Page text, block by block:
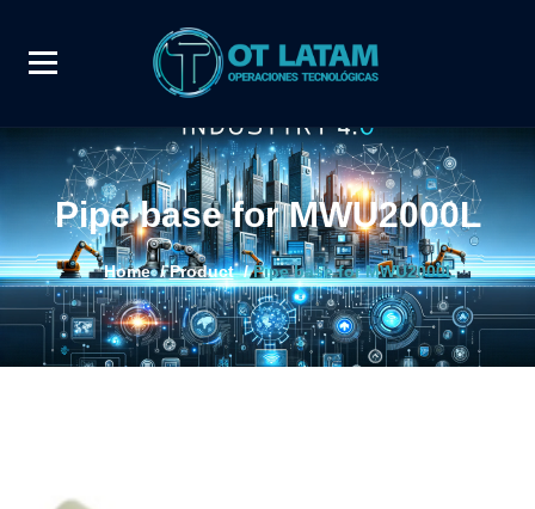
Pipe base for MWU2000L
Home/Product/Pipe base for MWU2000L